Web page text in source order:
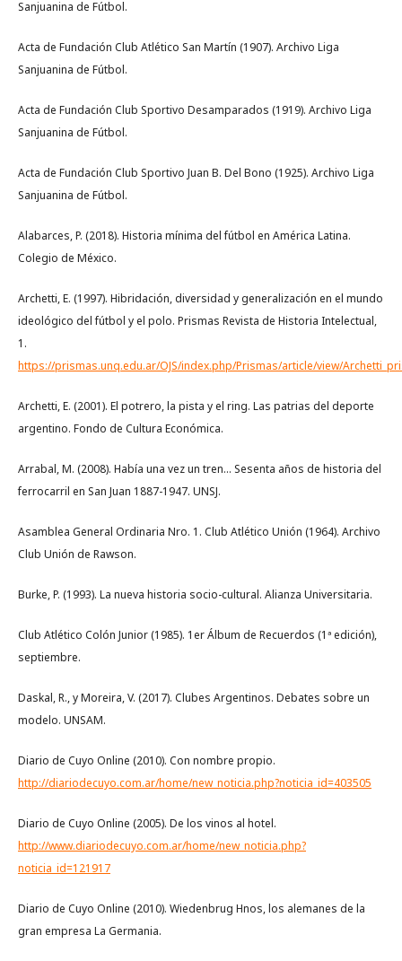
Sanjuanina de Fútbol.
Acta de Fundación Club Atlético San Martín (1907). Archivo Liga
Sanjuanina de Fútbol.
Acta de Fundación Club Sportivo Desamparados (1919). Archivo Liga
Sanjuanina de Fútbol.
Acta de Fundación Club Sportivo Juan B. Del Bono (1925). Archivo Liga
Sanjuanina de Fútbol.
Alabarces, P. (2018). Historia mínima del fútbol en América Latina.
Colegio de México.
Archetti, E. (1997). Hibridación, diversidad y generalización en el mundo
ideológico del fútbol y el polo. Prismas Revista de Historia Intelectual,
1.
https://prismas.unq.edu.ar/OJS/index.php/Prismas/article/view/
Archetti, E. (2001). El potrero, la pista y el ring. Las patrias del deporte
argentino. Fondo de Cultura Económica.
Arrabal, M. (2008). Había una vez un tren… Sesenta años de historia del
ferrocarril en San Juan 1887-1947. UNSJ.
Asamblea General Ordinaria Nro. 1. Club Atlético Unión (1964). Archivo
Club Unión de Rawson.
Burke, P. (1993). La nueva historia socio-cultural. Alianza Universitaria.
Club Atlético Colón Junior (1985). 1er Álbum de Recuerdos (1ª edición),
septiembre.
Daskal, R., y Moreira, V. (2017). Clubes Argentinos. Debates sobre un
modelo. UNSAM.
Diario de Cuyo Online (2010). Con nombre propio.
http://diariodecuyo.com.ar/home/new_noticia.php?noticia_id=403505
Diario de Cuyo Online (2005). De los vinos al hotel.
http://www.diariodecuyo.com.ar/home/new_noticia.php?
noticia_id=121917
Diario de Cuyo Online (2010). Wiedenbrug Hnos, los alemanes de la
gran empresa La Germania.